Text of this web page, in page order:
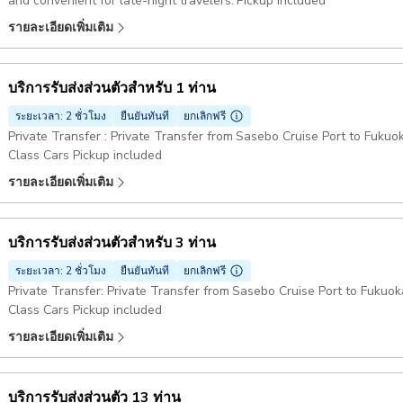
รายละเอียดเพิ่มเติม
บริการรับส่งส่วนตัวสำหรับ 1 ท่าน
ระยะเวลา: 2 ชั่วโมง ยืนยันทันที ยกเลิกฟรี
Private Transfer : Private Transfer from Sasebo Cruise Port to
Class Cars Pickup included
รายละเอียดเพิ่มเติม
บริการรับส่งส่วนตัวสำหรับ 3 ท่าน
ระยะเวลา: 2 ชั่วโมง ยืนยันทันที ยกเลิกฟรี
Private Transfer: Private Transfer from Sasebo Cruise Port to
Class Cars Pickup included
รายละเอียดเพิ่มเติม
บริการรับส่งส่วนตัว 13 ท่าน